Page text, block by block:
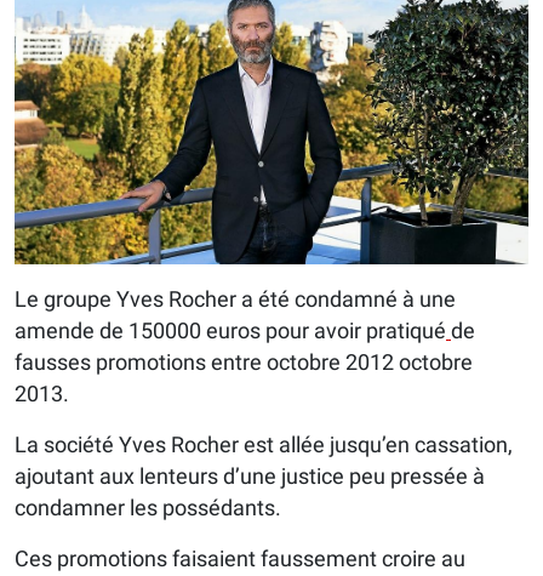
Le groupe Yves Rocher a été condamné à une
amende de 150000 euros pour avoir pratiqué de
fausses promotions entre octobre 2012 octobre
2013.
La société Yves Rocher est allée jusqu’en cassation,
ajoutant aux lenteurs d’une justice peu pressée à
condamner les possédants.
Ces promotions faisaient faussement croire au